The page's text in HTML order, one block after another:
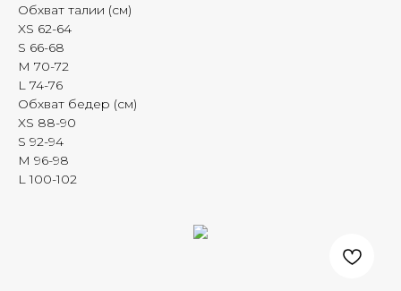
Обхват талии (см)
XS 62-64
S 66-68
M 70-72
L 74-76
Обхват бедер (см)
XS 88-90
S 92-94
M 96-98
L 100-102